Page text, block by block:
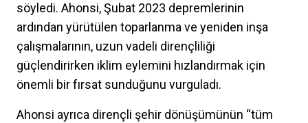
söyledi. Ahonsi, Şubat 2023 depremlerinin
ardından yürütülen toparlanma ve yeniden inşa
çalışmalarının, uzun vadeli dirençliliği
güçlendirirken iklim eylemini hızlandırmak için
önemli bir fırsat sunduğunu vurguladı.
Ahonsi ayrıca dirençli şehir dönüşümünün “tüm